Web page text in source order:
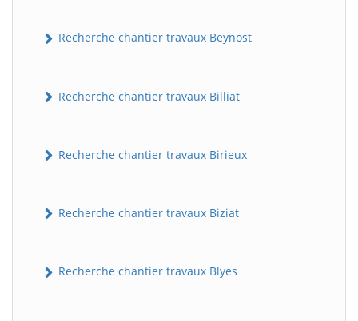
Recherche chantier travaux Beynost
Recherche chantier travaux Billiat
Recherche chantier travaux Birieux
Recherche chantier travaux Biziat
Recherche chantier travaux Blyes